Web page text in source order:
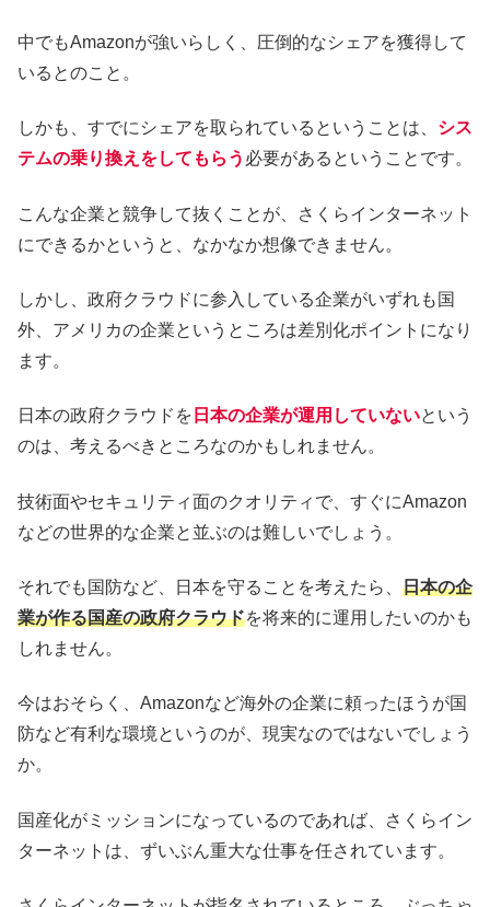
中でもAmazonが強いらしく、圧倒的なシェアを獲得して
いるとのこと。
しかも、すでにシェアを取られているということは、 シス
テムの乗り換えをしてもらう 必要があるということです。
こんな企業と競争して抜くことが、さくらインターネット
にできるかというと、なかなか想像できません。
しかし、政府クラウドに参入している企業がいずれも国
外、アメリカの企業というところは差別化ポイントになり
ます。
日本の政府クラウドを 日本の企業が運用していないという
のは、考えるべきところなのかもしれません。
技術面やセキュリティ面のクオリティで、すぐにAmazon
などの世界的な企業と並ぶのは難しいでしょう。
それでも国防など、日本を守ることを考えたら、 日本の企
業が作る国産の政府クラウドを将来的に運用したいのかも
しれません。
今はおそらく、Amazonなど海外の企業に頼ったほうが国
防など有利な環境というのが、現実なのではないでしょう
か。
国産化がミッションになっているのであれば、さくらイン
ターネットは、ずいぶん重大な仕事を任されています。